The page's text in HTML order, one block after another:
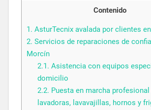
Contenido
1. AsturTecnix avalada por clientes
2. Servicios de reparaciones de
Morcín
2.1. Asistencia con equipos
domicilio
2.2. Puesta en marcha profesional
lavadoras, lavavajillas, hornos y